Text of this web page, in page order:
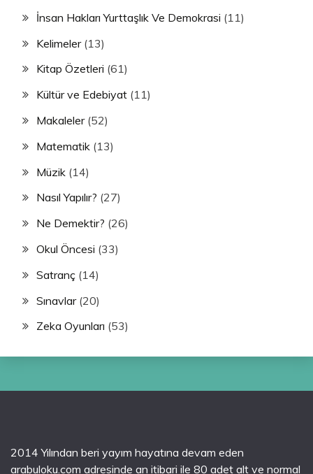
İnsan Hakları Yurttaşlık Ve Demokrasi (11)
Kelimeler(13)
Kitap Özetleri (61)
Kültür ve Edebiyat (11)
Makaleler(52)
Matematik (13)
Müzik (14)
Nasıl Yapılır? (27)
Ne Demektir? (26)
Okul Öncesi (33)
Satranç (14)
Sınavlar(20)
Zeka Oyunları (53)
2014 Yılından beri yayım hayatına devam eden
arabuloku.com adresinde an itibari ile 80 adet alt ve normal